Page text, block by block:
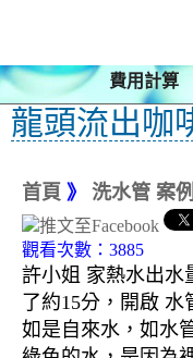
費用計算
龍頭流出咖
首頁 》 洗水管 案例
觀看次數：3885
許小姐 家熱水出水
了約15分，開啟
如是自來水，如水